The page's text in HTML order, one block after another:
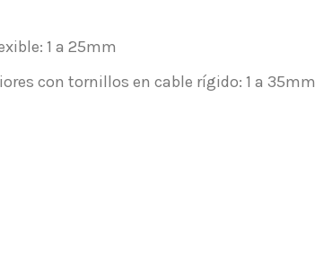
1 a 25mm
con tornillos en cable rígido: 1 a 35mm